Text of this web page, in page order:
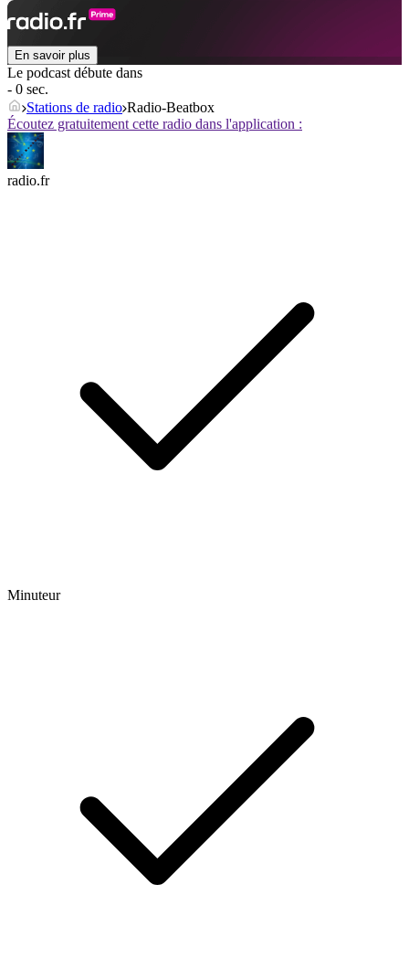
En savoir plus
Le podcast débute dans
- 0 sec.
Stations de radio Radio-Beatbox
Écoutez gratuitement cette radio dans l'application :
radio.fr
Minuteur